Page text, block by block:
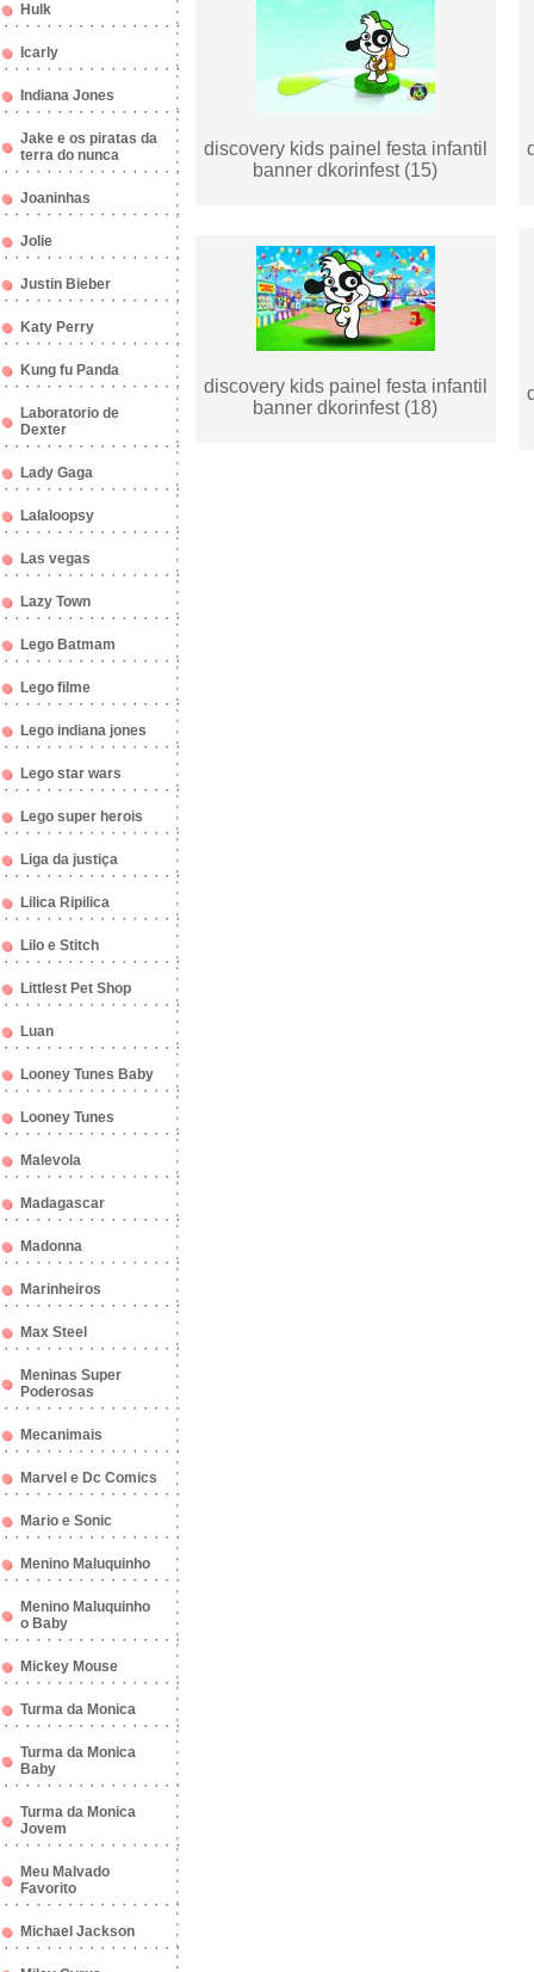
Hulk
Icarly
Indiana Jones
Jake e os piratas da
terra do nunca
Joaninhas
Jolie
Justin Bieber
Katy Perry
Kung fu Panda
Laboratorio de
Dexter
Lady Gaga
Lalaloopsy
Las vegas
Lazy Town
Lego Batmam
Lego filme
Lego indiana jones
Lego star wars
Lego super herois
Liga da justiça
Lilica Ripilica
Lilo e Stitch
Littlest Pet Shop
Luan
Looney Tunes Baby
Looney Tunes
Malevola
Madagascar
Madonna
Marinheiros
Max Steel
Meninas Super
Poderosas
Mecanimais
Marvel e Dc Comics
Mario e Sonic
Menino Maluquinho
Menino Maluquinho
o Baby
Mickey Mouse
Turma da Monica
Turma da Monica
Baby
Turma da Monica
Jovem
Meu Malvado
Favorito
Michael Jackson
discovery kids painel festa infantil
banner dkorinfest (15)
discovery kids painel festa infantil
banner dkorinfest (18)